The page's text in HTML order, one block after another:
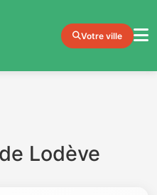
Votre ville
Lodève